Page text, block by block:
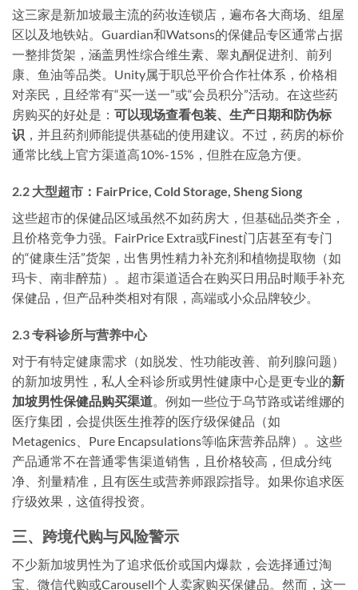
这三家是新加坡最主流的药妆连锁店，遍布各大商场、组屋
区以及地铁站。Guardian和Watsons的保健品专区通常占据
一整排货架，涵盖男性综合维生素、睾丸酮促进剂、前列
康、鱼油等品类。Unity属于职总平价合作社体系，价格相
对亲民，且经常有“买一送一”或“会员积分”活动。在这些药
房购买的好处是： 可以现场查看包装、生产日期和防伪标
识 ，并且药剂师能提供基础的使用建议。不过，药房的标价
通常比线上官方渠道高10%-15%，但胜在应急方便。
2.2 大型超市：FairPrice, Cold Storage, Sheng Siong
这些超市的保健品区域虽然不如药房大，但基础品类齐全，
且价格竞争力强。FairPrice Extra或Finest门店甚至有专门
的“健康生活”货架，出售男性精力补充剂和植物提取物（如
玛卡、南非醉茄）。超市渠道适合在购买日用品时顺手补充
保健品，但产品种类相对有限，高端或小众品牌较少。
2.3 专科诊所与营养中心
对于有特定健康需求（如脱发、性功能改善、前列腺问题）
的新加坡男性，私人全科诊所或男性健康中心是更专业的新
加坡男性保健品购买渠道 。例如一些位于乌节路或诺维娜的
医疗集团，会提供医生推荐的医疗级保健品（如
Metagenics、Pure Encapsulations等临床营养品牌）。这些
产品通常不在普通零售渠道销售，且价格较高，但成分纯
净、剂量精准，且有医生或营养师跟踪指导。如果你追求医
疗级效果，这值得投资。
三、跨境代购与风险警示
不少新加坡男性为了追求低价或国内爆款，会选择通过淘
宝、微信代购或Carousell个人卖家购买保健品。然而，这一